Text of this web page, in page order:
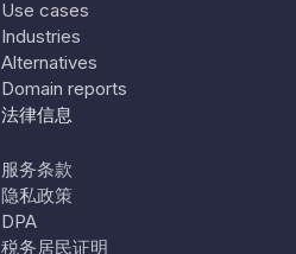
Use cases
Industries
Alternatives
Domain reports
法律信息
服务条款
隐私政策
DPA
税务居民证明